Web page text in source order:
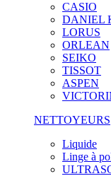
CASIO
DANIEL
LORUS
ORLEAN
SEIKO
TISSOT
ASPEN
NETTOYEURS
Liquide
Linge à